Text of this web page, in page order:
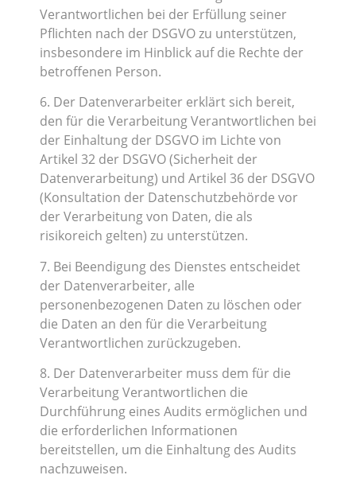
Verantwortlichen bei der Erfüllung seiner
Pflichten nach der DSGVO zu unterstützen,
insbesondere im Hinblick auf die Rechte der
betroffenen Person.
6. Der Datenverarbeiter erklärt sich bereit,
den für die Verarbeitung Verantwortlichen bei
der Einhaltung der DSGVO im Lichte von
Artikel 32 der DSGVO (Sicherheit der
Datenverarbeitung) und Artikel 36 der DSGVO
(Konsultation der Datenschutzbehörde vor
der Verarbeitung von Daten, die als
risikoreich gelten) zu unterstützen.
7. Bei Beendigung des Dienstes entscheidet
der Datenverarbeiter, alle
personenbezogenen Daten zu löschen oder
die Daten an den für die Verarbeitung
Verantwortlichen zurückzugeben.
8. Der Datenverarbeiter muss dem für die
Verarbeitung Verantwortlichen die
Durchführung eines Audits ermöglichen und
die erforderlichen Informationen
bereitstellen, um die Einhaltung des Audits
nachzuweisen.